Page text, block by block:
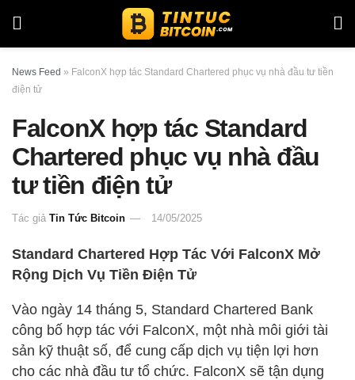
News Feed » FalconX hợp tác Standard Chartered phục vụ nhà đầu tư tiền
điện tử
FalconX hợp tác Standard
Chartered phục vụ nhà đầu
tư tiền điện tử
Tác giả Tin Tức Bitcoin 14/05/2025
Standard Chartered Hợp Tác Với FalconX Mở
Rộng Dịch Vụ Tiền Điện Tử
Vào ngày 14 tháng 5, Standard Chartered Bank
công bố hợp tác với FalconX, một nhà môi giới tài
sản kỹ thuật số, để cung cấp dịch vụ tiện lợi hơn
cho các nhà đầu tư tổ chức. FalconX sẽ tận dụng